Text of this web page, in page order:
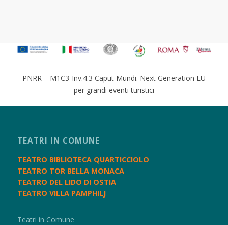
PNRR – M1C3-Inv.4.3 Caput Mundi. Next Generation EU
per grandi eventi turistici
TEATRI IN COMUNE
TEATRO BIBLIOTECA QUARTICCIOLO
TEATRO TOR BELLA MONACA
TEATRO DEL LIDO DI OSTIA
TEATRO VILLA PAMPHILJ
Teatri in Comune